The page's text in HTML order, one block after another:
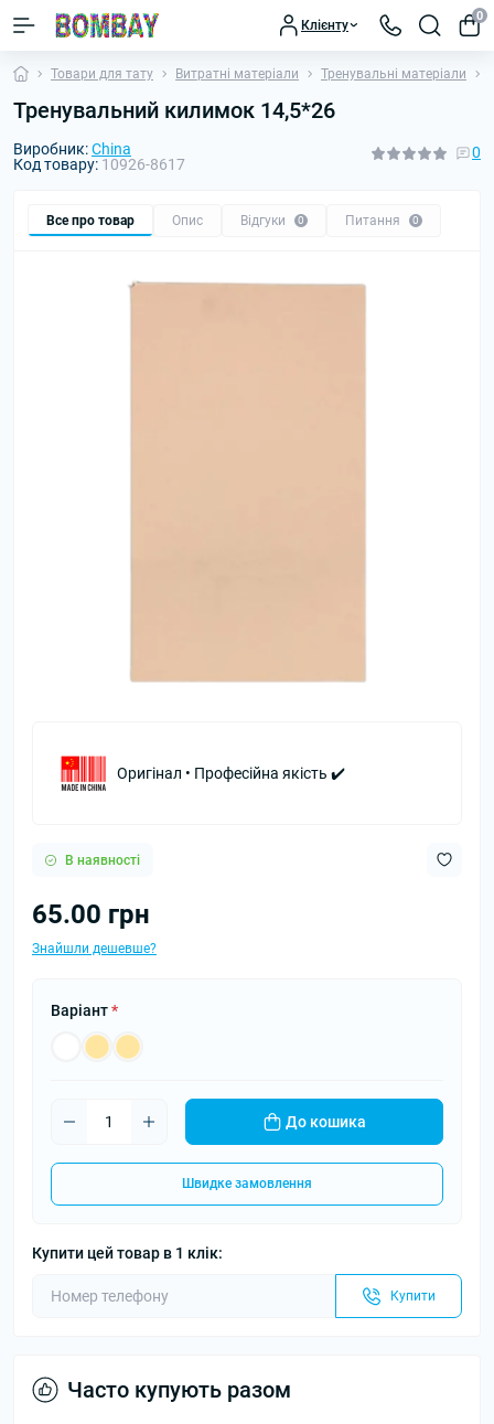
Клієнту
0
Товари для тату Витратні матеріали Тренувальні матеріали
Тренувальний килимок 14,5*26
Виробник:China
Код товару: 10926-8617
0
Все про товар Опис Відгуки 0 Питання 0
Оригінал • Професійна якість ✔️
В наявності
65.00 грн
Знайшли дешевше?
Варіант*
До кошика
Швидке замовлення
Купити цей товар в 1 клік:
Купити
Часто купують разом